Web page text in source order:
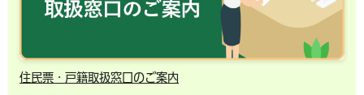
住民票・戸籍取扱窓口のご案内